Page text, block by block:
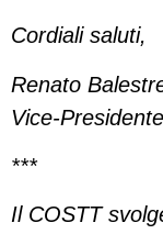
Cordiali saluti,
Renato
Vice-
***
Il COSTT